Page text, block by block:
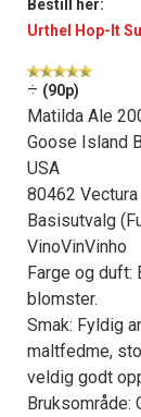
Bestill her:
Urthel Hop-It
÷ (90p)
Matilda Ale
Goose Island
USA
80462
Basisutvalg
VinoVinVinho
Farge og duft:
blomster.
Smak: Fyldig
maltfedme,
veldig godt
Bruksområde: